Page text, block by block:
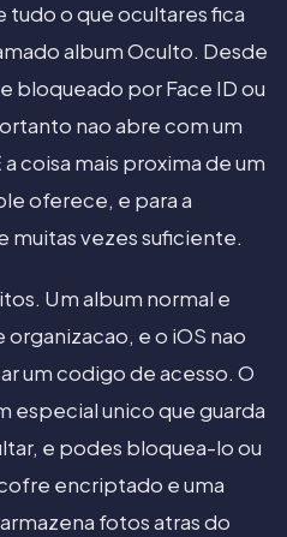
tudo o que ocultares fica
album Oculto. Desde
bloqueado por Face ID ou
nao abre com um
coisa mais proxima de um
oferece, e para a
muitas vezes suficiente.
Um album normal e
e o iOS nao
um codigo de acesso. O
especial unico que guarda
e podes bloquea-lo ou
encriptado e uma
fotos atras do